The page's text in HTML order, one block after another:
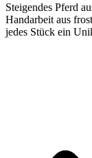
Steigendes Pferd
Handarbeit aus
jedes Stück ein